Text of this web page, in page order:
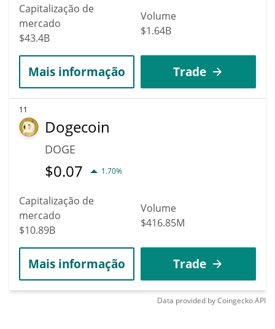
Capitalização de
mercado
$43.4B
Volume
$1.64B
Mais informação Trade
11
Dogecoin
DOGE
$0.07 1.70%
Capitalização de
mercado
$10.89B
Volume
$416.85M
Mais informação Trade
Data provided byCoingeckoAPI